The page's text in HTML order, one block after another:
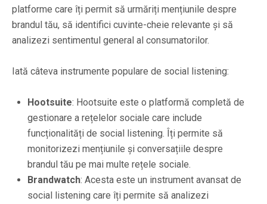
platforme care îți permit să urmăriți mențiunile despre
brandul tău, să identifici cuvinte-cheie relevante și să
analizezi sentimentul general al consumatorilor.
Iată câteva instrumente populare de social listening:
Hootsuite: Hootsuite este o platformă completă de
gestionare a rețelelor sociale care include
funcționalități de social listening. Îți permite să
monitorizezi mențiunile și conversațiile despre
brandul tău pe mai multe rețele sociale.
Brandwatch: Acesta este un instrument avansat de
social listening care îți permite să analizezi